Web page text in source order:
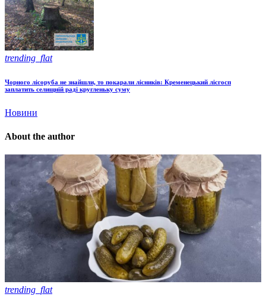
trending_flat
Чорного лісоруба не знайшли, то покарали лісників: Кременецький лісгосп
заплатить селищній раді кругленьку суму
Новини
About the author
trending_flat